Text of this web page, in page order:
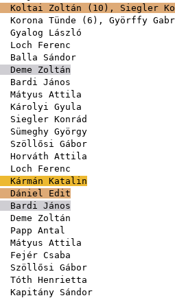
Koltai Zoltán ( 10 ), Siegler
Korona Tünde ( 6 ), Györffy
Gyalog László
Loch Ferenc
Balla Sándor
Deme Zoltán
Bardi János
Mátyus Attila
Károlyi Gyula
Siegler Konrád
Sümeghy György
Szöllősi Gábor
Horváth Attila
Loch Ferenc
Kármán Katalin
Dániel Edit
Bardi János
Deme Zoltán
Papp Antal
Mátyus Attila
Fejér Csaba
Szöllősi Gábor
Tóth Henrietta
Kapitány Sándor